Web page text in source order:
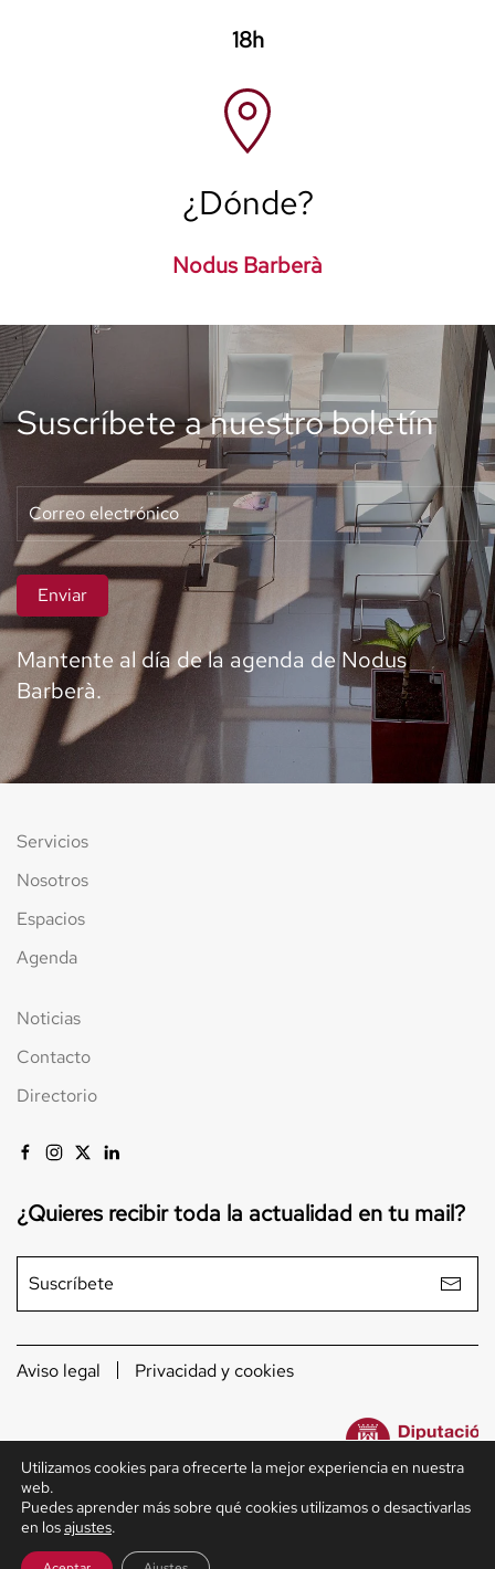
18h
¿Dónde?
Nodus Barberà
Suscríbete a nuestro boletín
Enviar
Mantente al día de la agenda de Nodus
Barberà.
Servicios
Nosotros
Espacios
Agenda
Noticias
Contacto
Directorio
¿Quieres recibir toda la actualidad en tu mail?
Aviso legal Privacidad y cookies
Utilizamos cookies para ofrecerte la mejor experiencia en nuestra
web.
Puedes aprender más sobre qué cookies utilizamos o desactivarlas
en losajustes.